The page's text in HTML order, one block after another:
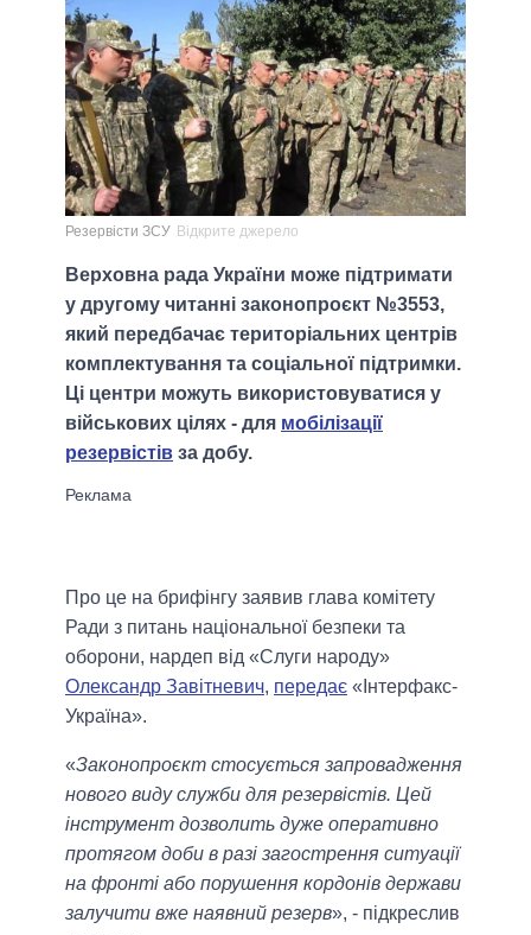
Резервісти ЗСУ Відкрите джерело
Верховна рада України може підтримати
у другому читанні законопроєкт №3553,
який передбачає територіальних центрів
комплектування та соціальної підтримки.
Ці центри можуть використовуватися у
військових цілях - для мобілізації
резервістів за добу.
Про це на брифінгу заявив глава комітету
Ради з питань національної безпеки та
оборони, нардеп від «Слуги народу»
Олександр Завітневич, передає «Інтерфакс-
Україна».
«Законопроєкт стосується запровадження
нового виду служби для резервістів. Цей
інструмент дозволить дуже оперативно
протягом доби в разі загострення ситуації
на фронті або порушення кордонів держави
залучити вже наявний резерв», - підкреслив